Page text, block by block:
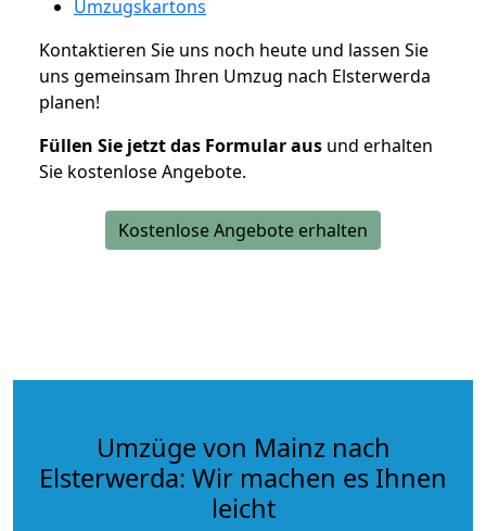
Umzugskartons
Kontaktieren Sie uns noch heute und lassen Sie
uns gemeinsam Ihren Umzug nach Elsterwerda
planen!
Füllen Sie jetzt das Formular aus und erhalten
Sie kostenlose Angebote.
Kostenlose Angebote erhalten
Umzüge von Mainz nach
Elsterwerda: Wir machen es Ihnen
leicht